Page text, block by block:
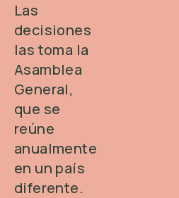
Las
decisiones
las toma la
Asamblea
General,
que se
reúne
anualmente
en un país
diferente.